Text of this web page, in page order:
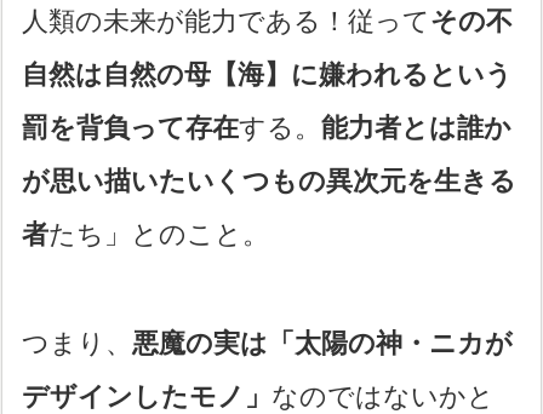
人類の未来が能力である！従ってその不
自然は自然の母【海】に嫌われるという
罰を背負って存在する。能力者とは誰か
が思い描いたいくつもの異次元を生きる
者たち」とのこと。
つまり、悪魔の実は「太陽の神・ニカが
デザインしたモノ」 なのではないかと